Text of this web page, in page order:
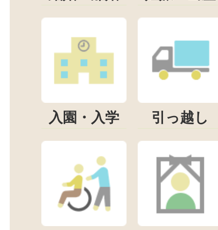
入園・入学 引っ越し